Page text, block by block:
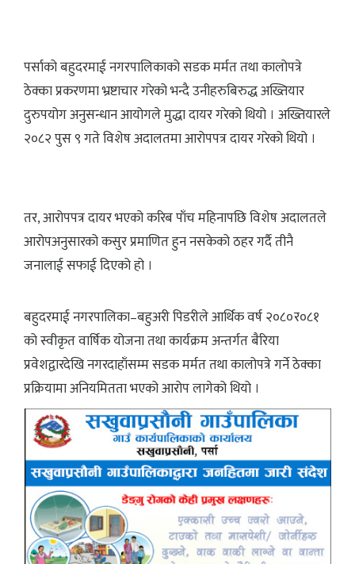
पर्साको बहुदरमाई नगरपालिकाको सडक मर्मत तथा कालोपत्रे
ठेक्का प्रकरणमा भ्रष्टाचार गरेको भन्दै उनीहरुबिरुद्ध अख्तियार
दुरुपयोग अनुसन्धान आयोगले मुद्धा दायर गरेको थियो । अख्तियारले
२०८२ पुस ९ गते विशेष अदालतमा आरोपपत्र दायर गरेको थियो ।
तर, आरोपपत्र दायर भएको करिब पाँच महिनापछि विशेष अदालतले
आरोपअनुसारको कसुर प्रमाणित हुन नसकेको ठहर गर्दै तीनै
जनालाई सफाई दिएको हो ।
बहुदरमाई नगरपालिका–बहुअरी पिडरीले आर्थिक वर्ष २०८०र०८१
को स्वीकृत वार्षिक योजना तथा कार्यक्रम अन्तर्गत बैरिया
प्रवेशद्वारदेखि नगरदाहाँसम्म सडक मर्मत तथा कालोपत्रे गर्ने ठेक्का
प्रक्रियामा अनियमितता भएको आरोप लागेको थियो ।